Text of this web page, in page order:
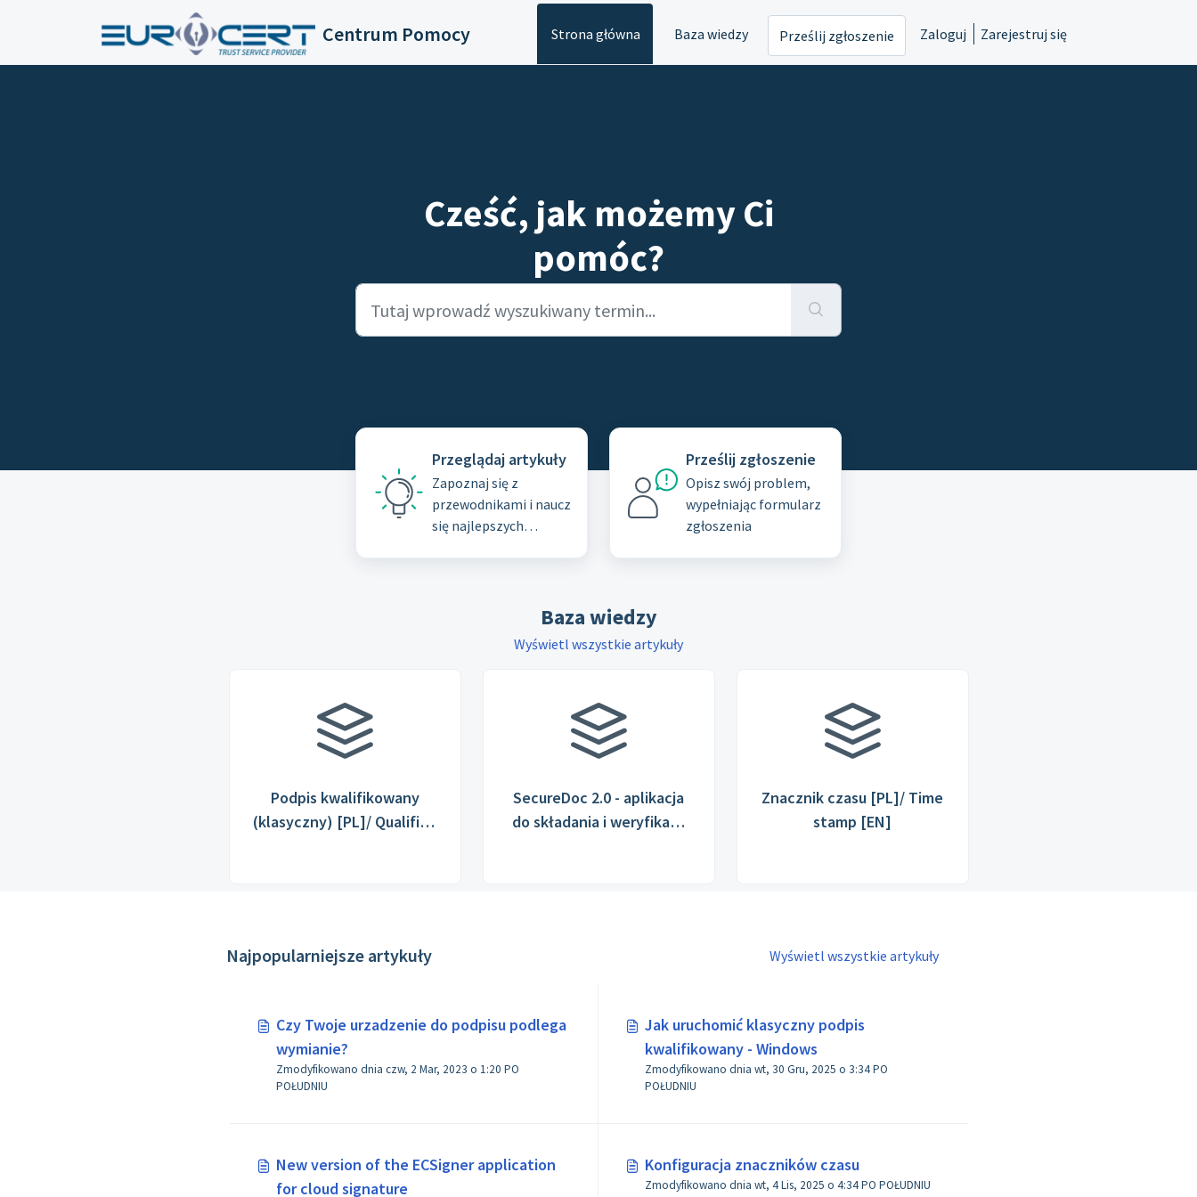
Przejdź do głównej treści
Centrum Pomocy Strona główna Baza wiedzy Prześlij zgłoszenie Zaloguj Zarejestruj się
Cześć, jak możemy Ci
pomóc?
Przeglądaj artykuły
Zapoznaj się z
przewodnikami i naucz
się najlepszych
Prześlij zgłoszenie
Opisz swój problem,
wypełniając formularz
zgłoszenia
Baza wiedzy
Wyświetl wszystkie artykuły
Podpis kwalifikowany
(klasyczny) [PL]/ Qualified
SecureDoc 2.0 - aplikacja
do składania i weryfikacji
Znacznik czasu [PL]/ Time
stamp [EN]
Najpopularniejsze artykuły Wyświetl wszystkie artykuły
Czy Twoje urzadzenie do podpisu podlega
wymianie?
Zmodyfikowano dnia czw, 2 Mar, 2023 o 1:20 PO
POŁUDNIU
Jak uruchomić klasyczny podpis
kwalifikowany - Windows
Zmodyfikowano dnia wt, 30 Gru, 2025 o 3:34 PO
POŁUDNIU
New version of the ECSigner application
for cloud signature
Konfiguracja znaczników czasu
Zmodyfikowano dnia wt, 4 Lis, 2025 o 4:34 PO POŁUDNIU